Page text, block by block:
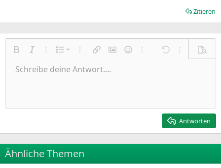
Zitieren
Fett KursivWeitere Einstellungen…
Liste
Nummerierte Liste
Ungeordnete Liste
Weitere Einstellungen…
Link einfügen
Bild einfügen
SmileysWeitere Einstellungen…
Rückgängig
Weitere
Schriftgröße
9
22
26
TextfarbeSchriftfamilie
Arial
Times New Roman
Trebuchet MS
Durchgestrichen
Unterstrichen
Inline-Code
AusrichtungLinksbündig
Paragraph format
Normal
Heading 2
ZitatMedienTabelle einfügen
Insert horizontal line
SpoilerCode
Wiederholen
BBCode umschalten
Formatierung entfernen
EntwürfeEntwurf speichern
Schreibe deine Antwort....
Antworten
Ähnliche Themen